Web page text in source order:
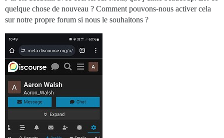
quelque chose de nouveau ? Comment pouvons-nous activer cela
sur notre propre forum si nous le souhaitons ?